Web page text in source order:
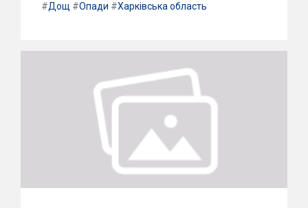
#Дощ #Опади #Харківська область